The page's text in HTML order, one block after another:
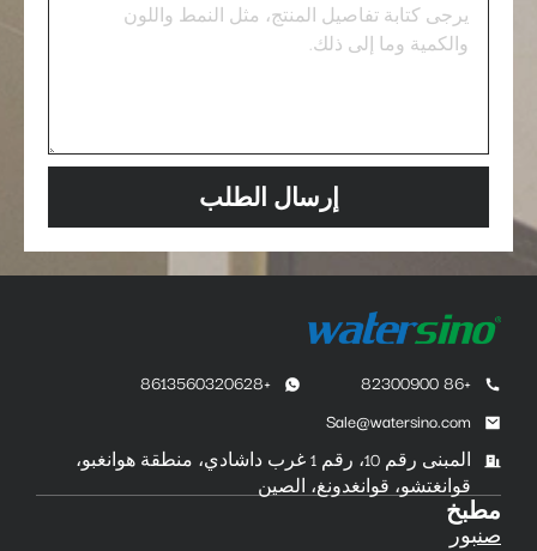
إرسال الطلب
+86 82300900
+8613560320628
Sale@watersino.com
المبنى رقم 10، رقم 1 غرب داشادي، منطقة هوانغبو،
قوانغتشو، قوانغدونغ، الصين
مطبخ
صنبور